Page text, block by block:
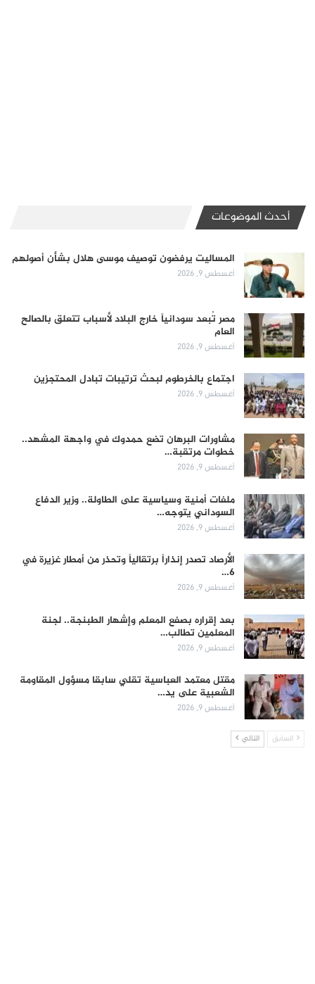
أحدث الموضوعات
المساليت يرفضون توصيف موسى هلال بشأن أصولهم
أغسطس 9, 2026
مصر تُبعد سودانياً خارج البلاد لأسباب تتعلق بالصالح
العام
أغسطس 9, 2026
اجتماع بالخرطوم لبحث ترتيبات تبادل المحتجزين
أغسطس 9, 2026
مشاورات البرهان تضع حمدوك في واجهة المشهد..
خطوات مرتقبة…
أغسطس 9, 2026
ملفات أمنية وسياسية على الطاولة.. وزير الدفاع
السوداني يتوجه…
أغسطس 9, 2026
الأرصاد تصدر إنذاراً برتقالياً وتحذر من أمطار غزيرة في
6…
أغسطس 9, 2026
بعد إقراره بصفع المعلم وإشهار الطبنجة.. لجنة
المعلمين تطالب…
أغسطس 9, 2026
مقتل معتمد العباسية تقلي سابقا مسؤول المقاومة
الشعبية على يد…
أغسطس 9, 2026
السابق التالي